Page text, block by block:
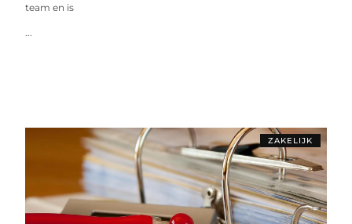
team en is
...
ZAKELIJK